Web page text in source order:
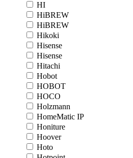
HI
HiBREW
HiBREW
Hikoki
Hisense
Hisense
Hitachi
Hobot
HOBOT
HOCO
Holzmann
HomeMatic IP
Honiture
Hoover
Hoto